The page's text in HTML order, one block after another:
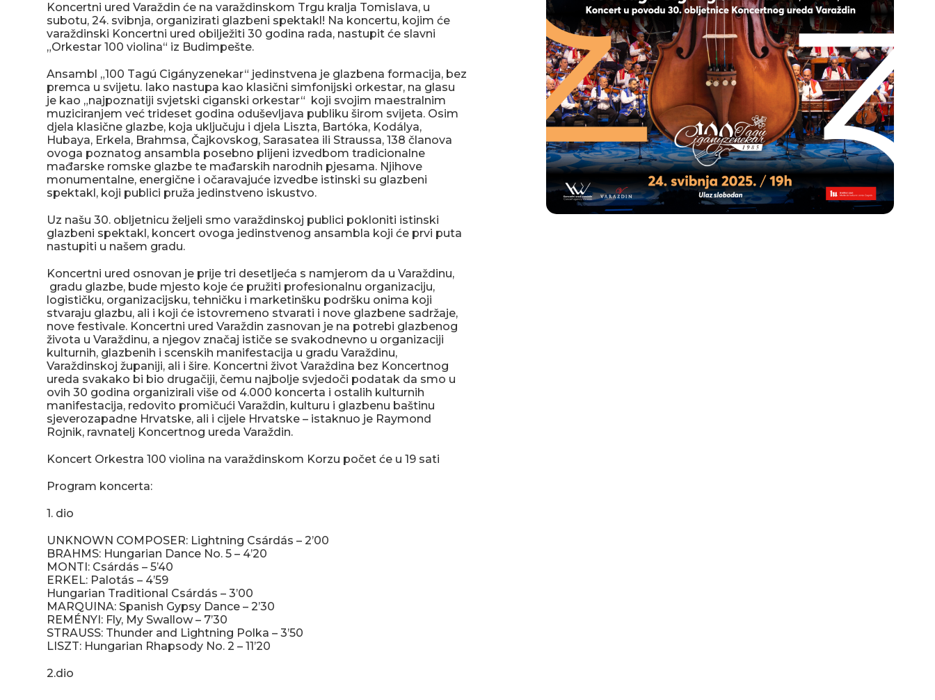
Koncertni ured Varaždin će na varaždinskom Trgu kralja Tomislava, u
subotu, 24. svibnja, organizirati glazbeni spektakl! Na koncertu, kojim će
varaždinski Koncertni ured obilježiti 30 godina rada, nastupit će slavni
„Orkestar 100 violina“ iz Budimpešte.
Ansambl „100 Tagú Cigányzenekar“ jedinstvena je glazbena formacija, bez
premca u svijetu. Iako nastupa kao klasični simfonijski orkestar, na glasu
je kao „najpoznatiji svjetski ciganski orkestar“ koji svojim maestralnim
muziciranjem već trideset godina oduševljava publiku širom svijeta. Osim
djela klasične glazbe, koja uključuju i djela Liszta, Bartóka, Kodálya,
Hubaya, Erkela, Brahmsa, Čajkovskog, Sarasatea ili Straussa, 138 članova
ovoga poznatog ansambla posebno plijeni izvedbom tradicionalne
mađarske romske glazbe te mađarskih narodnih pjesama. Njihove
monumentalne, energične i očaravajuće izvedbe istinski su glazbeni
spektakl, koji publici pruža jedinstveno iskustvo.
Uz našu 30. obljetnicu željeli smo varaždinskoj publici pokloniti istinski
glazbeni spektakl, koncert ovoga jedinstvenog ansambla koji će prvi puta
nastupiti u našem gradu.
Koncertni ured osnovan je prije tri desetljeća s namjerom da u Varaždinu,
gradu glazbe, bude mjesto koje će pružiti profesionalnu organizaciju,
logističku, organizacijsku, tehničku i marketinšku podršku onima koji
stvaraju glazbu, ali i koji će istovremeno stvarati i nove glazbene sadržaje,
nove festivale. Koncertni ured Varaždin zasnovan je na potrebi glazbenog
života u Varaždinu, a njegov značaj ističe se svakodnevno u organizaciji
kulturnih, glazbenih i scenskih manifestacija u gradu Varaždinu,
Varaždinskoj županiji, ali i šire. Koncertni život Varaždina bez Koncertnog
ureda svakako bi bio drugačiji, čemu najbolje svjedoči podatak da smo u
ovih 30 godina organizirali više od 4.000 koncerta i ostalih kulturnih
manifestacija, redovito promičući Varaždin, kulturu i glazbenu baštinu
sjeverozapadne Hrvatske, ali i cijele Hrvatske – istaknuo je Raymond
Rojnik, ravnatelj Koncertnog ureda Varaždin.
Koncert Orkestra 100 violina na varaždinskom Korzu počet će u 19 sati
Program koncerta:
1. dio
UNKNOWN COMPOSER: Lightning Csárdás – 2’00
BRAHMS: Hungarian Dance No. 5 – 4’20
MONTI: Csárdás – 5’40
ERKEL: Palotás – 4’59
Hungarian Traditional Csárdás – 3’00
MARQUINA: Spanish Gypsy Dance – 2’30
REMÉNYI: Fly, My Swallow – 7’30
STRAUSS: Thunder and Lightning Polka – 3’50
LISZT: Hungarian Rhapsody No. 2 – 11’20
2.dio